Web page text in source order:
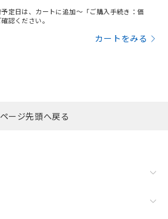
定日は、カートに追加～「ご購入手続き：価
認ください。
カートをみる
ページ先頭へ戻る